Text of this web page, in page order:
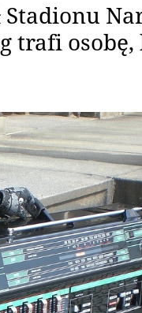
trafi osobę,